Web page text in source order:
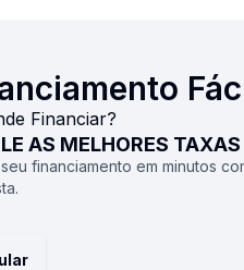
Financiar?
AS MELHORES
financiamento em minutos